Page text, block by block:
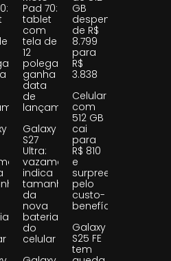
Pad 70:
tablet
com
tela de
12
polegadas
ganha
data
de
lançamento
Galaxy
S27
Ultra:
vazamento
indica
tamanho
da
nova
bateria
do
celular
GB
despenca
de R$
8.799
para
R$
3.838
Celular
com
512 GB
cai
para
R$ 810
e
surpreende
pelo
custo-
benefício
Galaxy
S25 FE
tem